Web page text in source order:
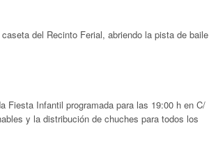
del Recinto Ferial, abriendo la pista de baile
Fiesta Infantil programada para las 19:00 h en C/
y la distribución de chuches para todos los